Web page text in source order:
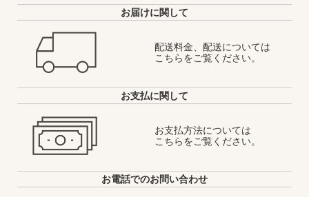
お届けに関して
配送料金、配送については
こちらをご覧ください。
お支払に関して
お支払方法については
こちらをご覧ください。
お電話でのお問い合わせ